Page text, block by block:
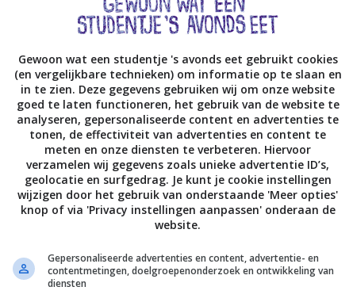
dan beide wraps voor de helft in met
wrap, klap dicht en stop voor 3 a 4 minuten
de kaas gesmolten is zit je goed.
ook gewoon in een koekenpan klaar maken.
leg de plakjes cheddar er bovenop en bedek met
vuur en bak je quesadille totdat de kaas
chilisaus en MJAM eet smakelijk!
ik in een goede bui ben en tijd heb maak ik
supermarkt. Die van Bieze vind ik lekker. Wil
voor coleslaw
Gewoon wat een studentje 's avonds eet gebruikt cookies
(en vergelijkbare technieken) om informatie op te slaan en
in te zien. Deze gegevens gebruiken wij om onze website
goed te laten functioneren, het gebruik van de website te
analyseren, gepersonaliseerde content en advertenties te
tonen, de effectiviteit van advertenties en content te
meten en onze diensten te verbeteren. Hiervoor
verzamelen wij gegevens zoals unieke advertentie ID’s,
geolocatie en surfgedrag. Je kunt je cookie instellingen
wijzigen door het gebruik van onderstaande 'Meer opties'
knop of via 'Privacy instellingen aanpassen' onderaan de
website.
Gepersonaliseerde advertenties en content, advertentie- en
contentmetingen, doelgroepenonderzoek en ontwikkeling van
diensten